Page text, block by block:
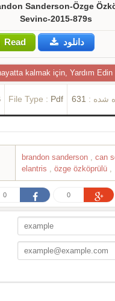
Sanderson-Özge
Sevinc-2015-879s
Read دانلود
kalmak için, Yardım Edin
File Type : Pdf شده : 631
brandon sanderson can
elantris
özge özköprülü
0 0